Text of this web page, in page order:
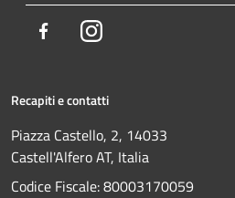
FacebookInstagram
Recapiti e contatti
Piazza Castello, 2, 14033
Castell'Alfero AT, Italia
Codice Fiscale: 80003170059